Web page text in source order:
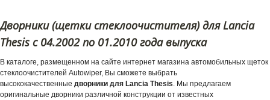
Дворники (щетки стеклоочистителя) для Lancia
Thesis с 04.2002 по 01.2010 года выпуска
В каталоге, размещенном на сайте интернет магазина автомобильных щеток
стеклоочистителей Autowiper, Вы сможете выбрать
высококачественные дворники для Lancia Thesis. Мы предлагаем
оригинальные дворники различной конструкции от известных